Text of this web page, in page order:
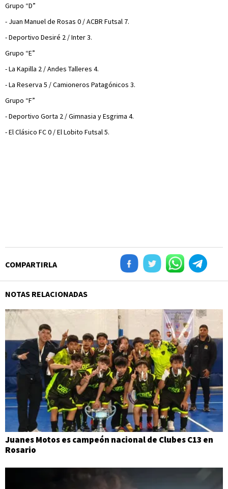
Grupo “D”
- Juan Manuel de Rosas 0 / ACBR Futsal 7.
- Deportivo Desiré 2 / Inter 3.
Grupo “E”
- La Kapilla 2 / Andes Talleres 4.
- La Reserva 5 / Camioneros Patagónicos 3.
Grupo “F”
- Deportivo Gorta 2 / Gimnasia y Esgrima 4.
- El Clásico FC 0 / El Lobito Futsal 5.
COMPARTIRLA
NOTAS RELACIONADAS
Juanes Motos es campeón nacional de Clubes C13 en
Rosario